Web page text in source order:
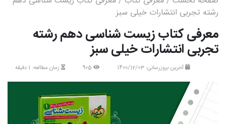
رشته تجربی انتشارات خیلی سبز
معرفی کتاب زیست شناسی دهم رشته
تجربی انتشارات خیلی سبز
آخرین بروزرسانی: 1400/12/03 زمان مطالعه: 1 دقیقه